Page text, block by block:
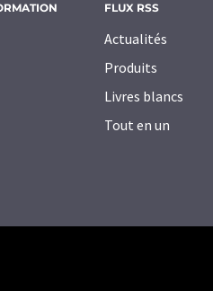
FLUX RSS
Actualités
Produits
Livres blancs
Tout en un